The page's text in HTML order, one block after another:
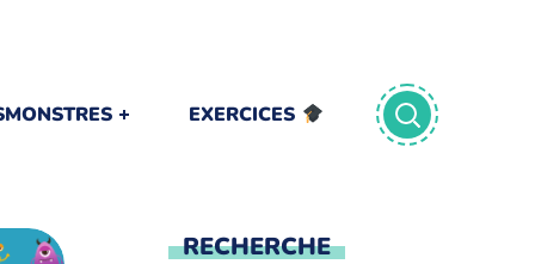
EXERCICES
RECHERCHE